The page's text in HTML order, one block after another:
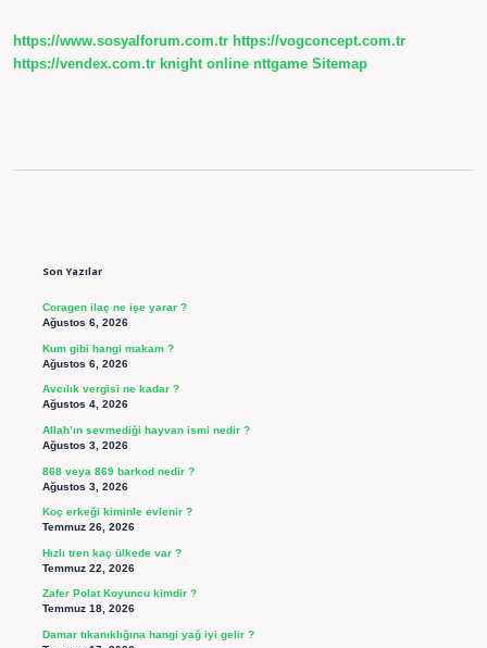
https://www.sosyalforum.com.tr https://vogconcept.com.tr
https://vendex.com.tr knight online nttgame Sitemap
Son Yazılar
Coragen ilaç ne işe yarar ?
Ağustos 6, 2026
Kum gibi hangi makam ?
Ağustos 6, 2026
Avcılık vergisi ne kadar ?
Ağustos 4, 2026
Allah’ın sevmediği hayvan ismi nedir ?
Ağustos 3, 2026
868 veya 869 barkod nedir ?
Ağustos 3, 2026
Koç erkeği kiminle evlenir ?
Temmuz 26, 2026
Hızlı tren kaç ülkede var ?
Temmuz 22, 2026
Zafer Polat Koyuncu kimdir ?
Temmuz 18, 2026
Damar tıkanıklığına hangi yağ iyi gelir ?